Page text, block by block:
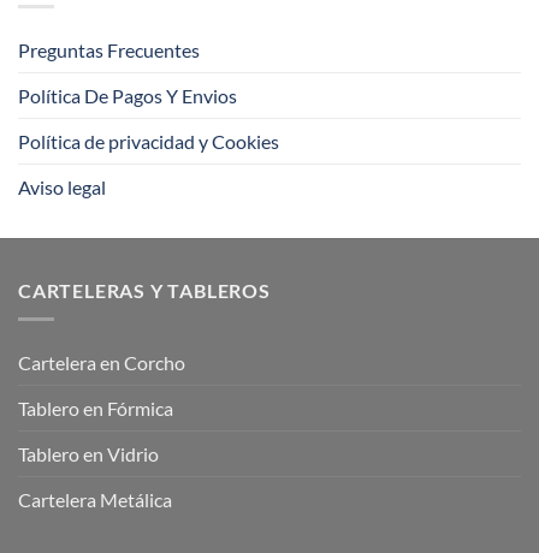
Preguntas Frecuentes
Política De Pagos Y Envios
Política de privacidad y Cookies
Aviso legal
CARTELERAS Y TABLEROS
Cartelera en Corcho
Tablero en Fórmica
Tablero en Vidrio
Cartelera Metálica